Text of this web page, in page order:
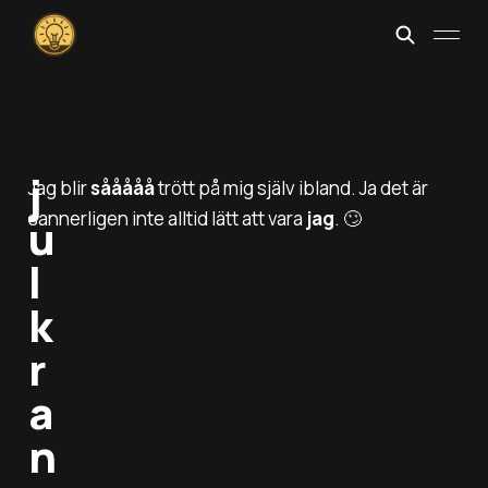
Jag blirsåååååtrött på mig själv ibland. Ja det är
sannerligen inte alltid lätt att vara jag. 🙄
j
u
l
k
r
a
n